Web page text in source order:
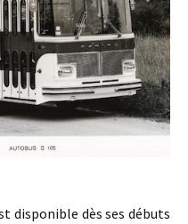
dès ses débuts